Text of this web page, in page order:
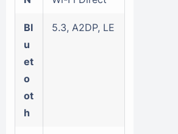
Bl
u
et
o
ot
h
5.3, A2DP, LE